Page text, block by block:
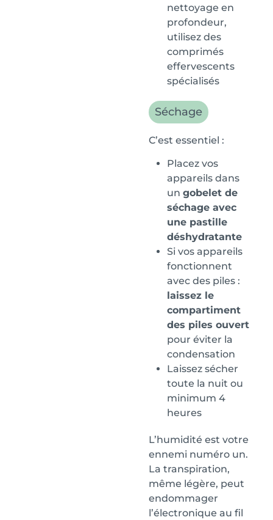
nettoyage en
profondeur,
utilisez des
comprimés
effervescents
spécialisés
Séchage
C’est essentiel :
Placez vos
appareils dans
un gobelet de
séchage avec
une pastille
déshydratante
Si vos appareils
fonctionnent
avec des piles :
laissez le
compartiment
des piles ouvert
pour éviter la
condensation
Laissez sécher
toute la nuit ou
minimum 4
heures
L’humidité est votre
ennemi numéro un.
La transpiration,
même légère, peut
endommager
l’électronique au fil